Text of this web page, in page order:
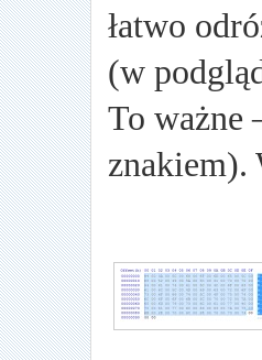
łatwo
(w
To ważne
znakiem).